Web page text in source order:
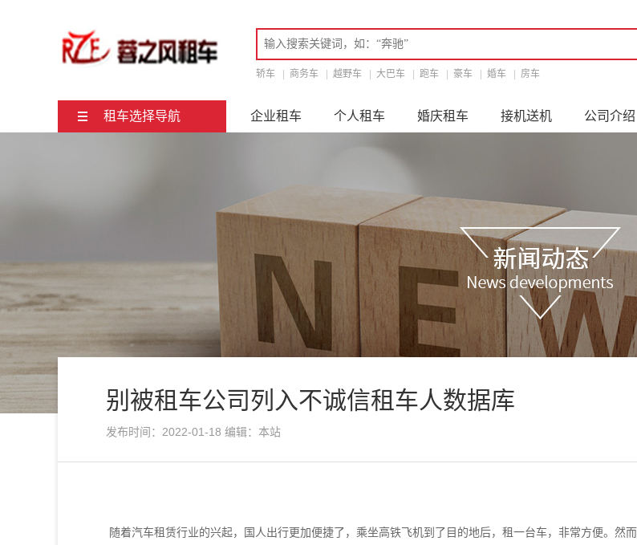
轿车 商务车 越野车 大巴车 跑车 豪车 婚车 房车
租车选择导航 企业租车 个人租车 婚庆租车 接机送机 公司介绍
别被租车公司列入不诚信租车人数据库
发布时间：2022-01-18 编辑：本站
随着汽车租赁行业的兴起，国人出行更加便捷了，乘坐高铁飞机到了目的地后，租一台车，非常方便。然